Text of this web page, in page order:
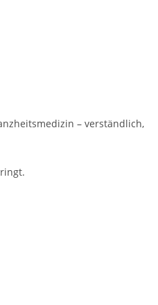
– verständlich,